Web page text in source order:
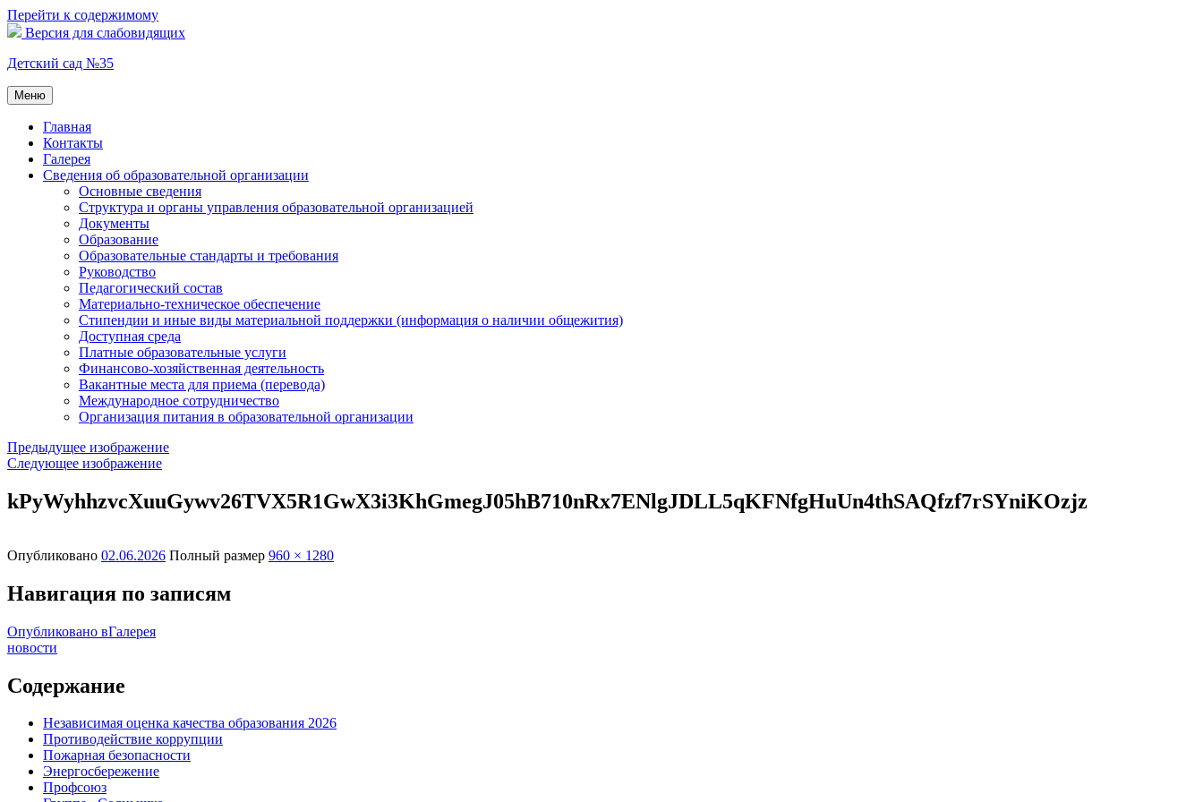
Перейти к содержимому
Версия для слабовидящих
Детский сад №35
Меню
Главная
Контакты
Галерея
Сведения об образовательной организации
Основные сведения
Структура и органы управления образовательной организацией
Документы
Образование
Образовательные стандарты и требования
Руководство
Педагогический состав
Материально-техническое обеспечение
Стипендии и иные виды материальной поддержки (информация о наличии общежития)
Доступная среда
Платные образовательные услуги
Финансово-хозяйственная деятельность
Вакантные места для приема (перевода)
Международное сотрудничество
Организация питания в образовательной организации
Предыдущее изображение
Следующее изображение
kPyWyhhzvcXuuGywv26TVX5R1GwX3i3KhGmegJ05hB710nRx7ENlgJDLL5qKFNfgHuUn4thSAQfzf7rSYniKOzjz
Опубликовано 02.06.2026 Полный размер 960 × 1280
Навигация по записям
Опубликовано вГалерея
новости
Содержание
Независимая оценка качества образования 2026
Противодействие коррупции
Пожарная безопасности
Энергосбережение
Профсоюз